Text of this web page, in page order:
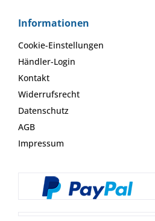
Informationen
Cookie-Einstellungen
Händler-Login
Kontakt
Widerrufsrecht
Datenschutz
AGB
Impressum